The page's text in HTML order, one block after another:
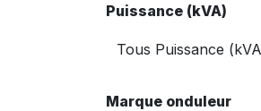
Puissance (kVA)
Marque onduleur